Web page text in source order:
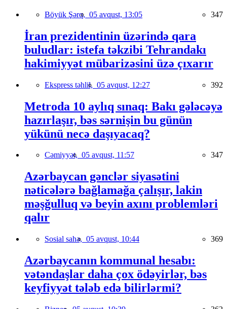
Böyük Şərq, 05 avqust, 13:05 347
İran prezidentinin üzərində qara
buludlar: istefa təkzibi Tehrandakı
hakimiyyət mübarizəsini üzə çıxarır
Ekspress təhlil, 05 avqust, 12:27 392
Metroda 10 aylıq sınaq: Bakı gələcəyə
hazırlaşır, bəs sərnişin bu günün
yükünü necə daşıyacaq?
Cəmiyyət, 05 avqust, 11:57 347
Azərbaycan gənclər siyasətini
nəticələrə bağlamağa çalışır, lakin
məşğulluq və beyin axını problemləri
qalır
Sosial sahə, 05 avqust, 10:44 369
Azərbaycanın kommunal hesabı:
vətəndaşlar daha çox ödəyirlər, bəs
keyfiyyət tələb edə bilirlərmi?